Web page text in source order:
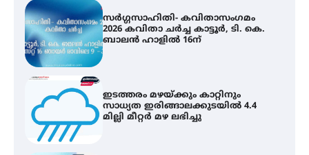
സർഗ്ഗസാഹിതി- കവിതാസംഗമം
2026 കവിതാ ചർച്ച കാട്ടൂർ, ടി. കെ.
ബാലൻ ഹാളിൽ 16ന്
ഇടത്തരം മഴയ്ക്കും കാറ്റിനും
സാധ്യത ഇരിങ്ങാലക്കുടയിൽ 4.4
മില്ലി മീറ്റർ മഴ ലഭിച്ചു